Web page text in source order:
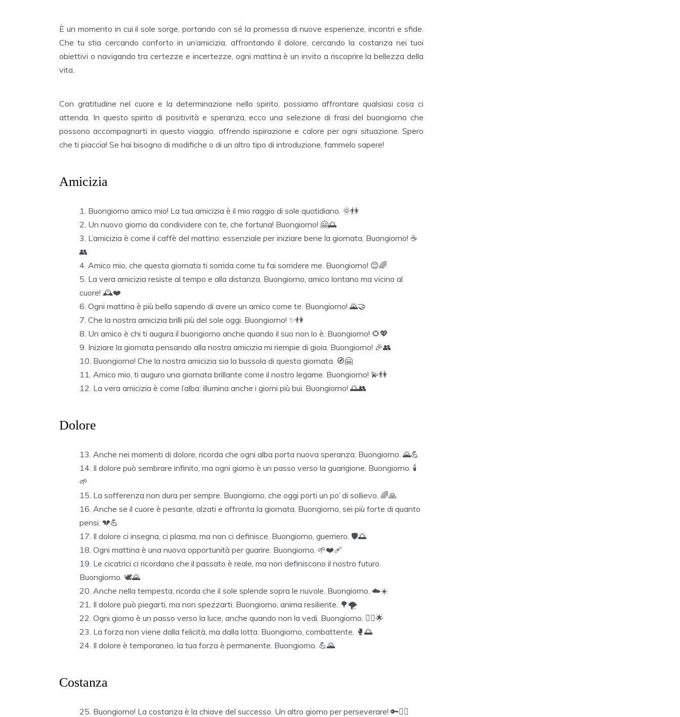
È un momento in cui il sole sorge, portando con sé la promessa di nuove esperienze, incontri e sfide.
Che tu stia cercando conforto in un’amicizia, affrontando il dolore, cercando la costanza nei tuoi
obiettivi o navigando tra certezze e incertezze, ogni mattina è un invito a riscoprire la bellezza della
vita.
Con gratitudine nel cuore e la determinazione nello spirito, possiamo affrontare qualsiasi cosa ci
attenda. In questo spirito di positività e speranza, ecco una selezione di frasi del buongiorno che
possono accompagnarti in questo viaggio, offrendo ispirazione e calore per ogni situazione. Spero
che ti piaccia! Se hai bisogno di modifiche o di un altro tipo di introduzione, fammelo sapere!
Amicizia
Buongiorno amico mio! La tua amicizia è il mio raggio di sole quotidiano. 🌞👫
Un nuovo giorno da condividere con te, che fortuna! Buongiorno! 🤗🌅
L’amicizia è come il caffè del mattino: essenziale per iniziare bene la giornata. Buongiorno! ☕
👥
Amico mio, che questa giornata ti sorrida come tu fai sorridere me. Buongiorno! 😊🌈
La vera amicizia resiste al tempo e alla distanza. Buongiorno, amico lontano ma vicino al
cuore! 🕰️❤️
Ogni mattina è più bella sapendo di avere un amico come te. Buongiorno! 🌄🤝
Che la nostra amicizia brilli più del sole oggi. Buongiorno! ✨👫
Un amico è chi ti augura il buongiorno anche quando il suo non lo è. Buongiorno! 🌻💖
Iniziare la giornata pensando alla nostra amicizia mi riempie di gioia. Buongiorno! 🎉👥
Buongiorno! Che la nostra amicizia sia la bussola di questa giornata. 🧭🤗
Amico mio, ti auguro una giornata brillante come il nostro legame. Buongiorno! 💫👫
La vera amicizia è come l’alba: illumina anche i giorni più bui. Buongiorno! 🌅👥
Dolore
Anche nei momenti di dolore, ricorda che ogni alba porta nuova speranza. Buongiorno. 🌄💪
Il dolore può sembrare infinito, ma ogni giorno è un passo verso la guarigione. Buongiorno. 🕯️
🌱
La sofferenza non dura per sempre. Buongiorno, che oggi porti un po’ di sollievo. 🌈🙏
Anche se il cuore è pesante, alzati e affronta la giornata. Buongiorno, sei più forte di quanto
pensi. 💔💪
Il dolore ci insegna, ci plasma, ma non ci definisce. Buongiorno, guerriero. 🛡️🌅
Ogni mattina è una nuova opportunità per guarire. Buongiorno. 🌱❤️‍🩹
Le cicatrici ci ricordano che il passato è reale, ma non definiscono il nostro futuro.
Buongiorno. 🕊️🌄
Anche nella tempesta, ricorda che il sole splende sopra le nuvole. Buongiorno. ☁️☀️
Il dolore può piegarti, ma non spezzarti. Buongiorno, anima resiliente. 🌳🌪️
Ogni giorno è un passo verso la luce, anche quando non la vedi. Buongiorno. 🚶‍♂️🌟
La forza non viene dalla felicità, ma dalla lotta. Buongiorno, combattente. 🥊🌅
Il dolore è temporaneo, la tua forza è permanente. Buongiorno. 💪🌄
Costanza
Buongiorno! La costanza è la chiave del successo. Un altro giorno per perseverare! 🔑🏋️‍♀️